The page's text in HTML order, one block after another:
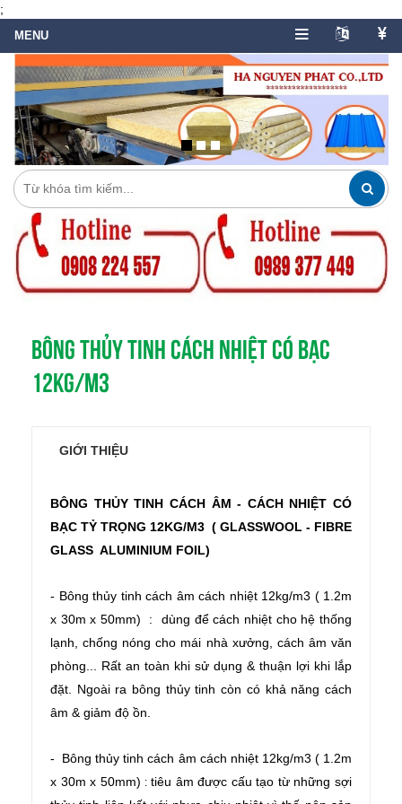
;
BÔNG THỦY TINH CÁCH NHIỆT CÓ BẠC
12KG/M3
GIỚI THIỆU
BÔNG THỦY TINH CÁCH ÂM - CÁCH NHIỆT CÓ
BẠC TỶ TRỌNG 12KG/M3 ( GLASSWOOL - FIBRE
GLASS ALUMINIUM FOIL)
- Bông thủy tinh cách âm cách nhiệt 12kg/m3 ( 1.2m
x 30m x 50mm) : dùng để cách nhiệt cho hệ thống
lạnh, chống nóng cho mái nhà xưởng, cách âm văn
phòng... Rất an toàn khi sử dụng & thuận lợi khi lắp
đặt. Ngoài ra bông thủy tinh còn có khả năng cách
âm & giảm độ ồn.
-
Bông thủy tinh cách âm cách nhiệt 12kg/m3 ( 1.2m
x 30m x 50mm) : tiêu âm được cấu tạo từ những sợi